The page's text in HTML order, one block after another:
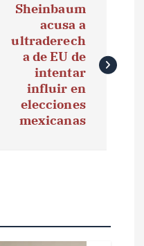
Sheinbaum
acusa a
ultraderech
a de EU de
intentar
influir en
elecciones
mexicanas